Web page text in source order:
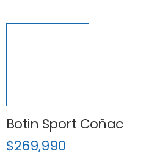
Botin Sport Coñac
$269,990